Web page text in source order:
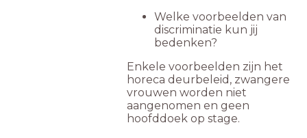
Welke voorbeelden van
discriminatie kun jij
bedenken?
Enkele voorbeelden zijn het
horeca deurbeleid, zwangere
vrouwen worden niet
aangenomen en geen
hoofddoek op stage.